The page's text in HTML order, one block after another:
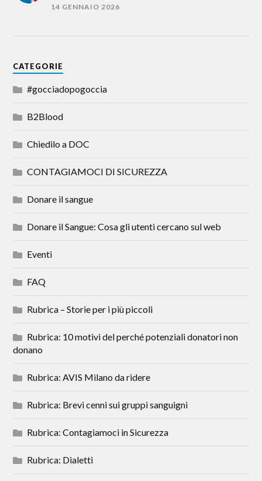
14 GENNAIO 2026
CATEGORIE
#gocciadopogoccia
B2Blood
Chiedilo a DOC
CONTAGIAMOCI DI SICUREZZA
Donare il sangue
Donare il Sangue: Cosa gli utenti cercano sul web
Eventi
FAQ
Rubrica – Storie per i più piccoli
Rubrica: 10 motivi del perché potenziali donatori non
donano
Rubrica: AVIS Milano da ridere
Rubrica: Brevi cenni sui gruppi sanguigni
Rubrica: Contagiamoci in Sicurezza
Rubrica: Dialetti